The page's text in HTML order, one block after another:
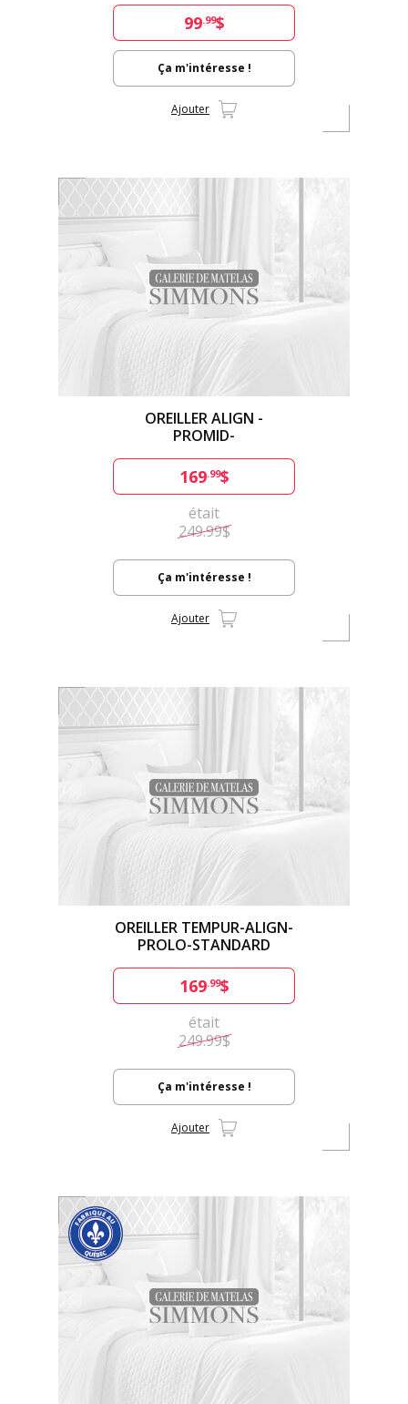
99.99$
Ça m'intéresse !
Ajouter
OREILLER ALIGN -
PROMID-
169.99$
était
249.99$
Ça m'intéresse !
Ajouter
OREILLER TEMPUR-ALIGN-
PROLO-STANDARD
169.99$
était
249.99$
Ça m'intéresse !
Ajouter